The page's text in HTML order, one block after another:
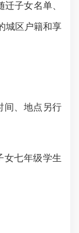
子女名单、
城区户籍和享
间、地点另行
女七年级学生